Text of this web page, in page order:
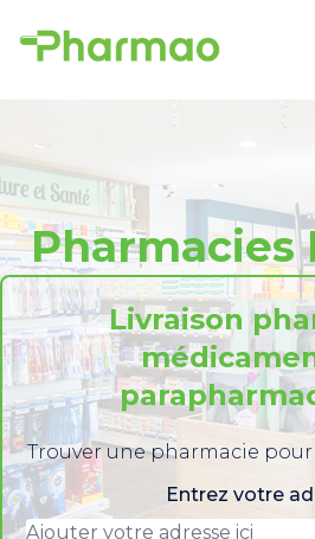
Pharmacies
Livraison
Trouver une pharmacie pour
Entrez votre